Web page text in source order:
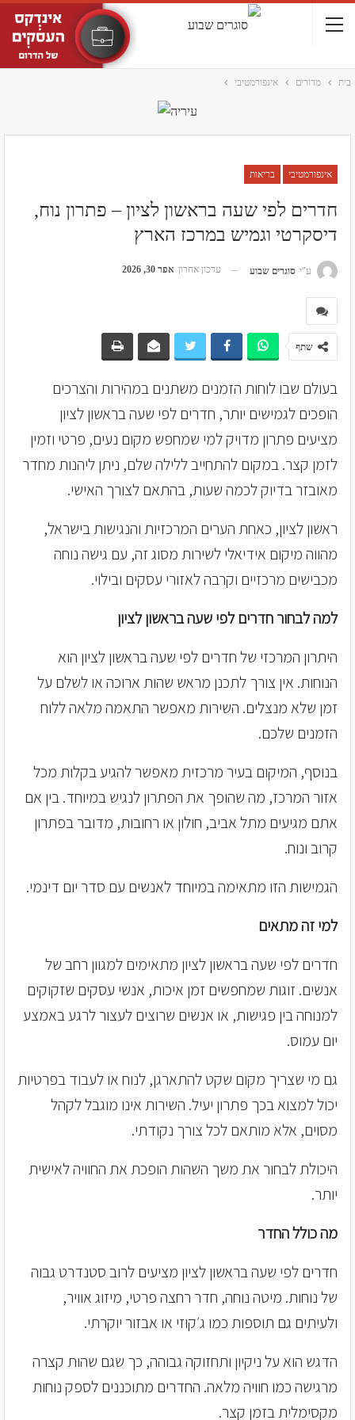
בית מדורים אינפורמטיבי
אינפורמטיבי בריאות
חדרים לפי שעה בראשון לציון – פתרון נוח,
דיסקרטי וגמיש במרכז הארץ
ע"י סוגרים שבוע עדכון אחרון אפר 30, 2026
שתף
בעולם שבו לוחות הזמנים משתנים במהירות והצרכים
הופכים לגמישים יותר, חדרים לפי שעה בראשון לציון
מציעים פתרון מדויק למי שמחפש מקום נעים, פרטי וזמין
לזמן קצר. במקום להתחייב ללילה שלם, ניתן ליהנות מחדר
מאובזר בדיוק לכמה שעות, בהתאם לצורך האישי.
ראשון לציון, כאחת הערים המרכזיות והנגישות בישראל,
מהווה מיקום אידיאלי לשירות מסוג זה, עם גישה נוחה
מכבישים מרכזיים וקרבה לאזורי עסקים ובילוי.
למה לבחור חדרים לפי שעה בראשון לציון
היתרון המרכזי של חדרים לפי שעה בראשון לציון הוא
הנוחות. אין צורך לתכנן מראש שהות ארוכה או לשלם על
זמן שלא מנצלים. השירות מאפשר התאמה מלאה ללוח
הזמנים שלכם.
בנוסף, המיקום בעיר מרכזית מאפשר להגיע בקלות מכל
אזור המרכז, מה שהופך את הפתרון לנגיש במיוחד. בין אם
אתם מגיעים מתל אביב, חולון או רחובות, מדובר בפתרון
קרוב ונוח.
הגמישות הזו מתאימה במיוחד לאנשים עם סדר יום דינמי.
למי זה מתאים
חדרים לפי שעה בראשון לציון מתאימים למגוון רחב של
אנשים. זוגות שמחפשים זמן איכות, אנשי עסקים שזקוקים
למנוחה בין פגישות, או אנשים שרוצים לעצור לרגע באמצע
יום עמוס.
גם מי שצריך מקום שקט להתארגן, לנוח או לעבוד בפרטיות
יכול למצוא בכך פתרון יעיל. השירות אינו מוגבל לקהל
מסוים, אלא מותאם לכל צורך נקודתי.
היכולת לבחור את משך השהות הופכת את החוויה לאישית
יותר.
מה כולל החדר
חדרים לפי שעה בראשון לציון מציעים לרוב סטנדרט גבוה
של נוחות. מיטה נוחה, חדר רחצה פרטי, מיזוג אוויר,
ולעיתים גם תוספות כמו ג׳קוזי או אבזור יוקרתי.
הדגש הוא על ניקיון ותחזוקה גבוהה, כך שגם שהות קצרה
מרגישה כמו חוויה מלאה. החדרים מתוכננים לספק נוחות
מקסימלית בזמן קצר.